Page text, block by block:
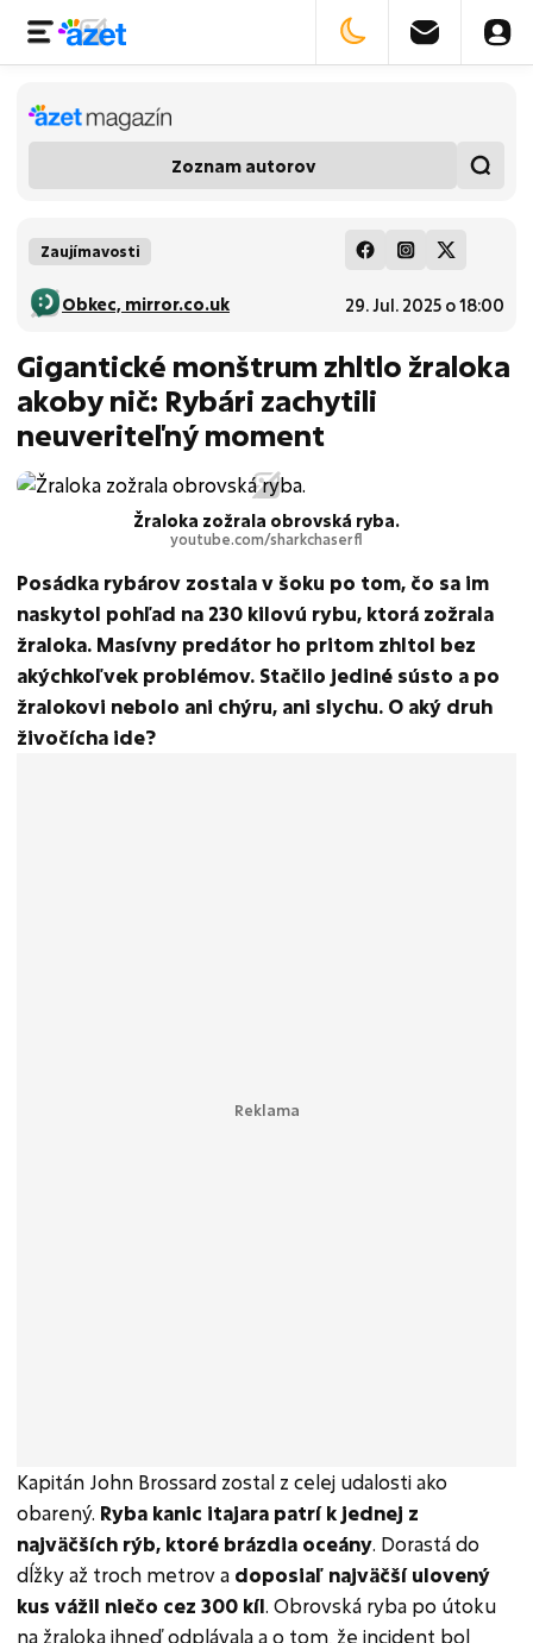
Zoznam autorov
Zaujímavosti
29. Jul. 2025 o 18:00
Obkec, mirror.co.uk
Gigantické monštrum zhltlo žraloka
akoby nič: Rybári zachytili
neuveriteľný moment
Žraloka zožrala obrovská ryba.
youtube.com/sharkchaserfl
Posádka rybárov zostala v šoku po tom, čo sa im
naskytol pohľad na 230 kilovú rybu, ktorá zožrala
žraloka. Masívny predátor ho pritom zhltol bez
akýchkoľvek problémov. Stačilo jediné sústo a po
žralokovi nebolo ani chýru, ani slychu. O aký druh
živočícha ide?
Kapitán John Brossard zostal z celej udalosti ako
obarený. Ryba kanic itajara patrí k jednej z
najväčších rýb, ktoré brázdia oceány. Dorastá do
dĺžky až troch metrov a doposiaľ najväčší ulovený
kus vážil niečo cez 300 kíl. Obrovská ryba po útoku
na žraloka ihneď odplávala a o tom, že incident bol